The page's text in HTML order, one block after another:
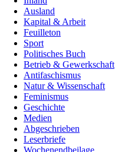
Ausland
Kapital & Arbeit
Feuilleton
Sport
Politisches Buch
Betrieb & Gewerkschaft
Antifaschismus
Natur & Wissenschaft
Feminismus
Geschichte
Medien
Abgeschrieben
Leserbriefe
Wochenendbeilage